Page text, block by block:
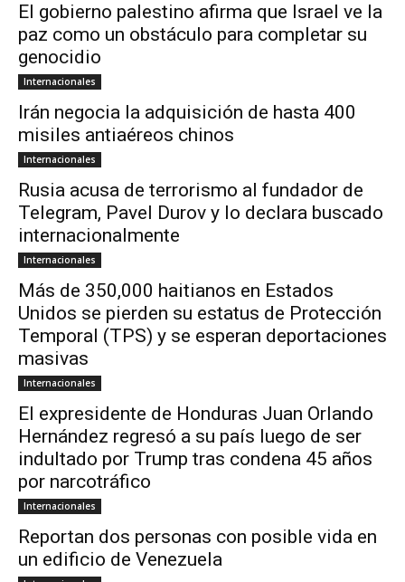
El gobierno palestino afirma que Israel ve la
paz como un obstáculo para completar su
genocidio
Internacionales
Irán negocia la adquisición de hasta 400
misiles antiaéreos chinos
Internacionales
Rusia acusa de terrorismo al fundador de
Telegram, Pavel Durov y lo declara buscado
internacionalmente
Internacionales
Más de 350,000 haitianos en Estados
Unidos se pierden su estatus de Protección
Temporal (TPS) y se esperan deportaciones
masivas
Internacionales
El expresidente de Honduras Juan Orlando
Hernández regresó a su país luego de ser
indultado por Trump tras condena 45 años
por narcotráfico
Internacionales
Reportan dos personas con posible vida en
un edificio de Venezuela